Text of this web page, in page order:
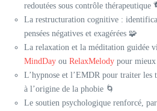
redoutées sous contrôle thérapeutique
La restructuration cognitive :
pensées négatives et exagérées 🧩
La relaxation et la méditation guidée
MindDay ou RelaxMelody pour mieux
L’hypnose et l’EMDR pour traiter les
à l’origine de la phobie 🌀
Le soutien psychologique renforcé,